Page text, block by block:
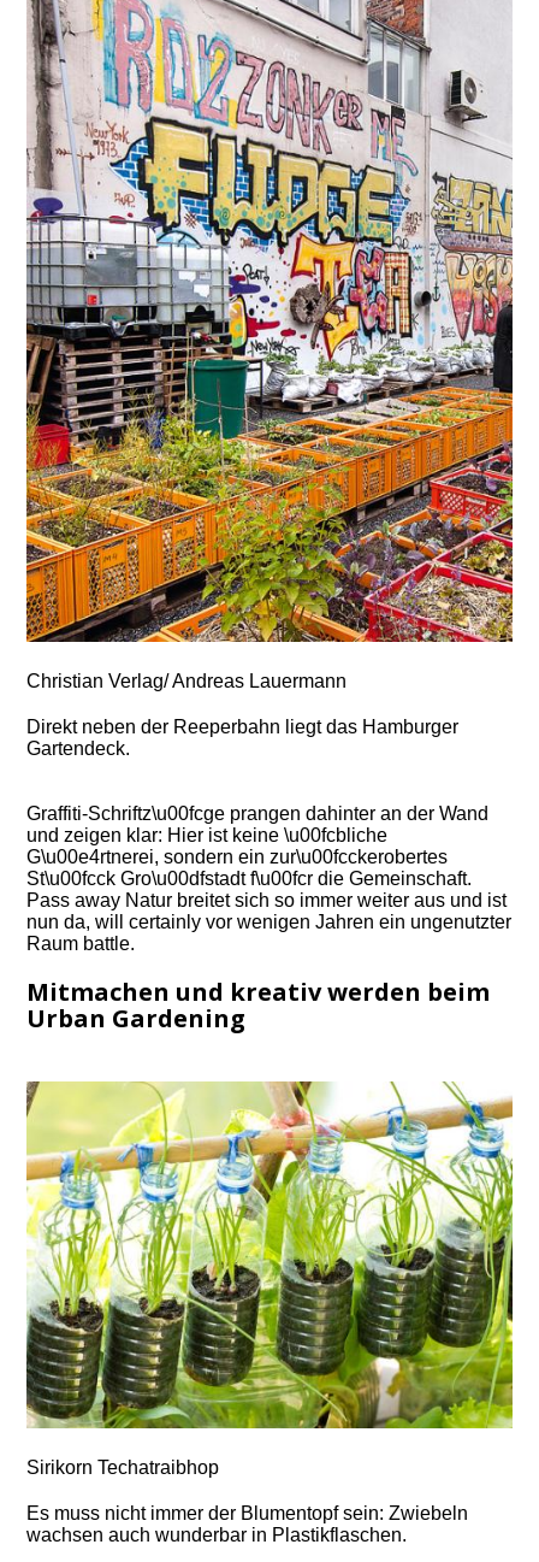
Christian Verlag/ Andreas Lauermann
Direkt neben der Reeperbahn liegt das Hamburger
Gartendeck.
Graffiti-Schriftz\u00fcge prangen dahinter an der Wand
und zeigen klar: Hier ist keine \u00fcbliche
G\u00e4rtnerei, sondern ein zur\u00fcckerobertes
St\u00fcck Gro\u00dfstadt f\u00fcr die Gemeinschaft.
Pass away Natur breitet sich so immer weiter aus und ist
nun da, will certainly vor wenigen Jahren ein ungenutzter
Raum battle.
Mitmachen und kreativ werden beim
Urban Gardening
Sirikorn Techatraibhop
Es muss nicht immer der Blumentopf sein: Zwiebeln
wachsen auch wunderbar in Plastikflaschen.